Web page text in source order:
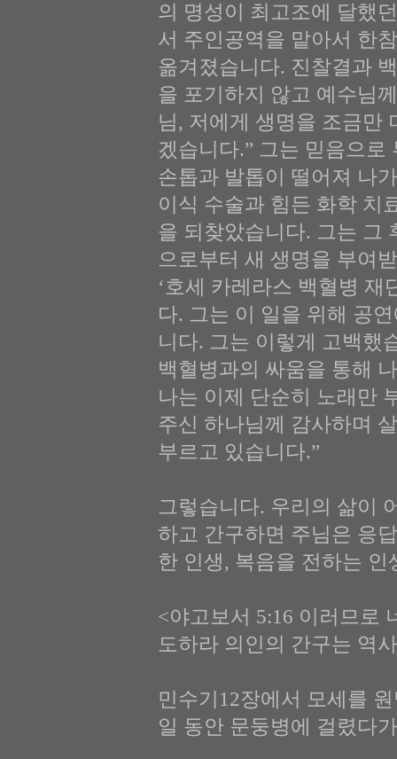
의 명성이 최고조에 달했
서 주인공역을 맡아서 한
옮겨졌습니다. 진찰결과
을 포기하지 않고 예수님
님, 저에게 생명을 조금만
겠습니다.” 그는 믿음으
손톱과 발톱이 떨어져 나
이식 수술과 힘든 화학 치
을 되찾았습니다. 그는 그
으로부터 새 생명을 부여
‘호세 카레라스 백혈병 재
다. 그는 이 일을 위해 공
니다. 그는 이렇게 고백했
백혈병과의 싸움을 통해
나는 이제 단순히 노래만
주신 하나님께 감사하며
부르고 있습니다.”
그렇습니다. 우리의 삶이
하고 간구하면 주님은 응
한 인생, 복음을 전하는 인
<야고보서 5:16 이러므로
도하라 의인의 간구는 역
민수기12장에서 모세를
일 동안 문둥병에 걸렸다